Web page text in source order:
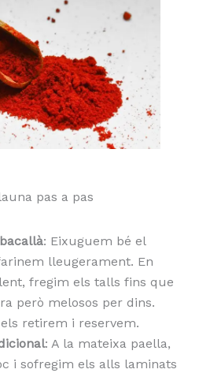
pas a pas
: Eixuguem bé el
lleugerament. En
fregim els talls fins que
però melosos per dins.
retirem i reservem.
: A la mateixa paella,
i sofregim els alls laminats